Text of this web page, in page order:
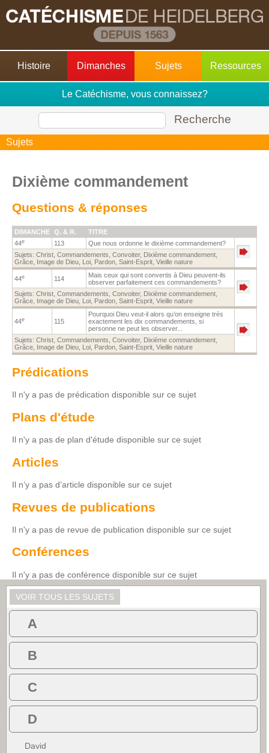
Histoire Dimanches Sujets Ressources
Le Catéchisme, vous connaissez?
Recherche
Sujets
Dixième commandement
Questions & réponses
DIMANCHE Q. & R.
TITRE
44e 113
Que nous ordonne le dixième commandement?
Sujets: Christ Commandements Convoiter, Dixième commandement
Grâce Image de Dieu Loi Pardon Saint-Esprit Vieille nature
44e 114
Mais ceux qui sont convertis à Dieu peuvent-ils
observer parfaitement ces commandements?
Sujets: Christ Commandements Convoiter, Dixième commandement
Grâce Image de Dieu Loi Pardon Saint-Esprit Vieille nature
44e 115
Pourquoi Dieu veut-il alors qu’on enseigne très
exactement les dix commandements, si
personne ne peut les observer...
Sujets: Christ Commandements Convoiter, Dixième commandement
Grâce Image de Dieu Loi Pardon Saint-Esprit Vieille nature
Prédications
Il n'y a pas de prédication disponible sur ce sujet
Plans d'étude
Il n'y a pas de plan d'étude disponible sur ce sujet
Articles
Il n’y a pas d’article disponible sur ce sujet
Revues de publications
Il n'y a pas de revue de publication disponible sur ce sujet
Conférences
Il n'y a pas de conférence disponible sur ce sujet
VOIR TOUS LES SUJETS
A
B
C
D
David